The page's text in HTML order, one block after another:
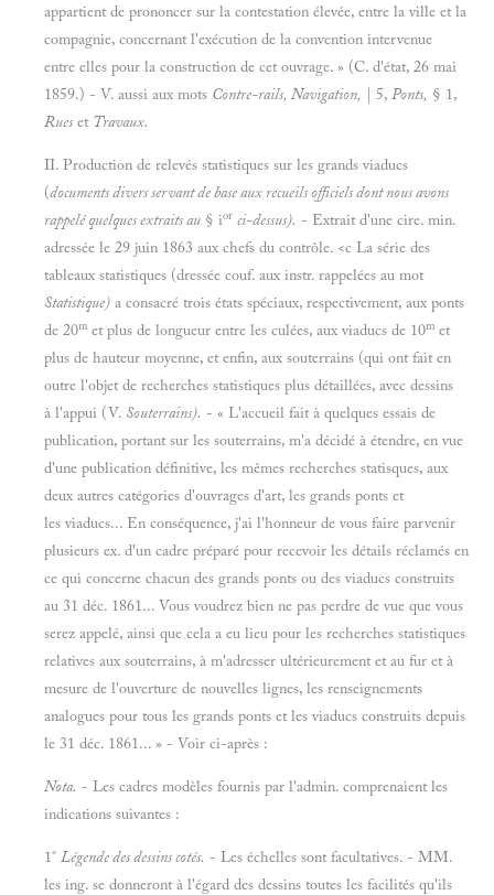
appartient de prononcer sur la contestation élevée, entre la ville et la
compagnie, concernant l'exécution de la convention intervenue
entre elles pour la construction de cet ouvrage. » (C. d'état, 26 mai
1859.) - V. aussi aux mots Contre-rails, Navigation, | 5, Ponts, § 1,
Rues et Travaux.
II. Production de relevés statistiques sur les grands viaducs
(documents divers servant de base aux recueils officiels dont nous avons
rappelé quelques extraits au § ior ci-dessus). - Extrait d'une cire. min.
adressée le 29 juin 1863 aux chefs du contrôle. <c La série des
tableaux statistiques (dressée couf. aux instr. rappelées au mot
Statistique) a consacré trois états spéciaux, respectivement, aux ponts
de 20m et plus de longueur entre les culées, aux viaducs de 10m et
plus de hauteur moyenne, et enfin, aux souterrains (qui ont fait en
outre l'objet de recherches statistiques plus détaillées, avec dessins
à l'appui (V. Souterrains). - « L'accueil fait à quelques essais de
publication, portant sur les souterrains, m'a décidé à étendre, en vue
d'une publication définitive, les mêmes recherches statisques, aux
deux autres catégories d'ouvrages d'art, les grands ponts et
les viaducs... En conséquence, j'ai l'honneur de vous faire parvenir
plusieurs ex. d'un cadre préparé pour recevoir les détails réclamés en
ce qui concerne chacun des grands ponts ou des viaducs construits
au 31 déc. 1861... Vous voudrez bien ne pas perdre de vue que vous
serez appelé, ainsi que cela a eu lieu pour les recherches statistiques
relatives aux souterrains, à m'adresser ultérieurement et au fur et à
mesure de l'ouverture de nouvelles lignes, les renseignements
analogues pour tous les grands ponts et les viaducs construits depuis
le 31 déc. 1861... » - Voir ci-après :
Nota. - Les cadres modèles fournis par l'admin. comprenaient les
indications suivantes :
1° Légende des dessins cotés. - Les échelles sont facultatives. - MM.
les ing. se donneront à l'égard des dessins toutes les facilités qu'ils